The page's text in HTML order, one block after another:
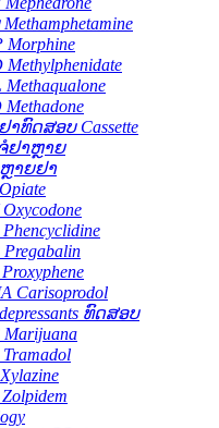
ທົດສອບ Cassette
ຢາຫຼາຍ
າຍຢາ
Carisoprodol
ທົດສອບ